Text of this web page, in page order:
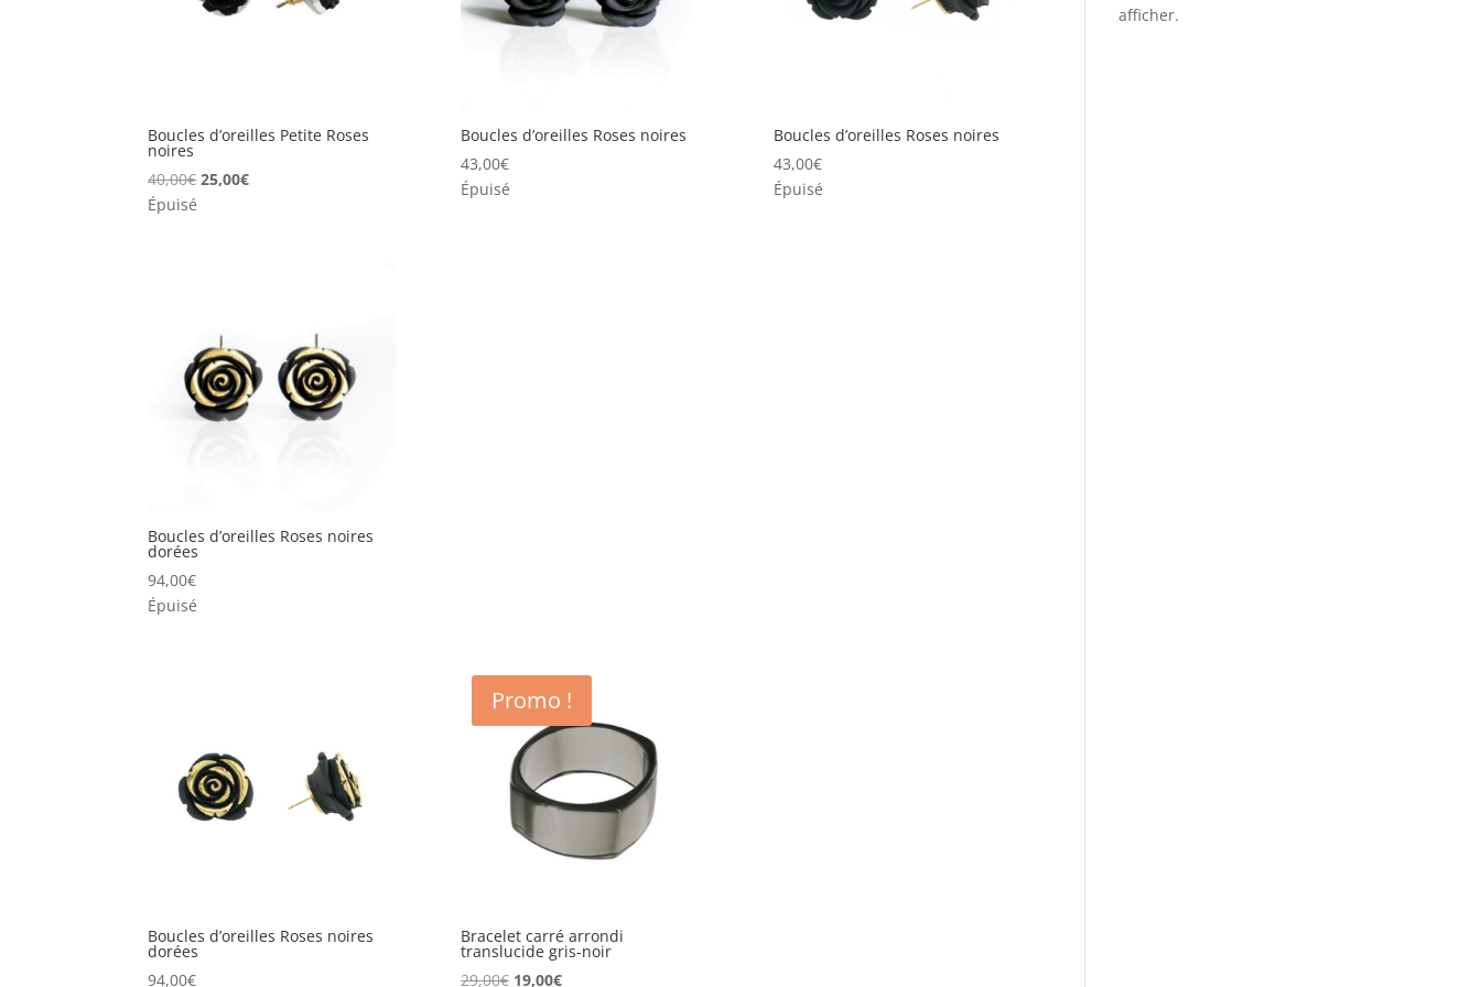
Boucles d’oreilles Petite Roses
noires
40,00€Le
25,00€Le
Épuisé
Boucles d’oreilles Roses noires
43,00€
Épuisé
Boucles d’oreilles Roses noires
43,00€
Épuisé
Boucles d’oreilles Roses noires
dorées
94,00€
Épuisé
Boucles d’oreilles Roses noires
dorées
94,00€
Promo !
Bracelet carré arrondi
translucide gris-noir
29,00€ Le
19,00€Le
afficher.